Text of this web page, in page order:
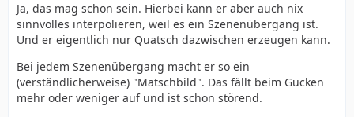
Ja, das mag schon sein. Hierbei kann er aber auch nix
sinnvolles interpolieren, weil es ein Szenenübergang ist.
Und er eigentlich nur Quatsch dazwischen erzeugen kann.
Bei jedem Szenenübergang macht er so ein
(verständlicherweise) "Matschbild". Das fällt beim Gucken
mehr oder weniger auf und ist schon störend.